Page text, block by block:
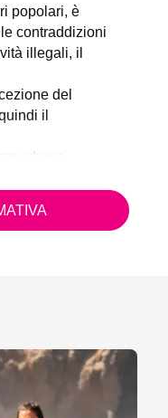
popolari, è
contraddizioni
illegali, il
del
il
urbana
in un nuovo